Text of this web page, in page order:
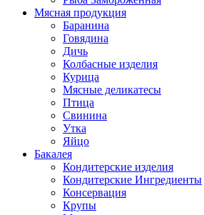
Мясная продукция
Баранина
Говядина
Дичь
Колбасные изделия
Курица
Мясные деликатесы
Птица
Свинина
Утка
Яйцо
Бакалея
Кондитерские изделия
Кондитерские Ингредиенты
Консервация
Крупы